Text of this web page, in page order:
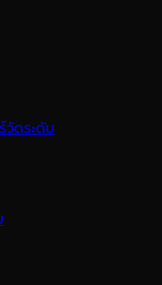
วัดระดับ